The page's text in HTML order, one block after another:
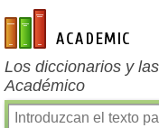
es-academic.com
Los diccionarios y
Académico